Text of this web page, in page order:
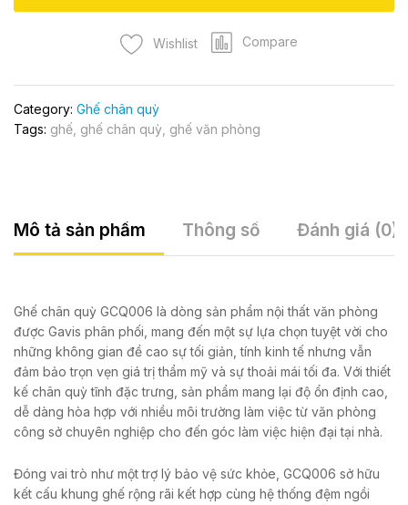
Wishlist Compare
Category: Ghế chân quỳ
Tags: ghế ghế chân quỳ ghế văn phòng
Mô tả sản phẩm Thông số Đánh giá (0)
Ghế chân quỳ GCQ006 là dòng sản phẩm nội thất văn phòng
được Gavis phân phối, mang đến một sự lựa chọn tuyệt vời cho
những không gian đề cao sự tối giản, tính kinh tế nhưng vẫn
đảm bảo trọn vẹn giá trị thẩm mỹ và sự thoải mái tối đa. Với thiết
kế chân quỳ tĩnh đặc trưng, sản phẩm mang lại độ ổn định cao,
dễ dàng hòa hợp với nhiều môi trường làm việc từ văn phòng
công sở chuyên nghiệp cho đến góc làm việc hiện đại tại nhà.
Đóng vai trò như một trợ lý bảo vệ sức khỏe, GCQ006 sở hữu
kết cấu khung ghế rộng rãi kết hợp cùng hệ thống đệm ngồi